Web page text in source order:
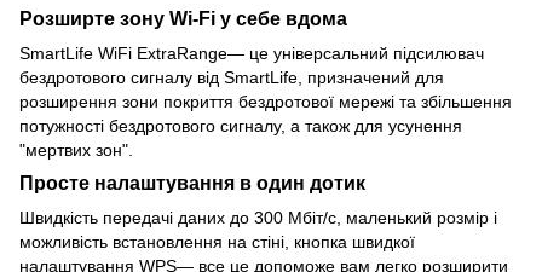
Розширте зону Wi-Fi у себе вдома
SmartLife WiFi ExtraRange— це універсальний підсилювач
бездротового сигналу від SmartLife, призначений для
розширення зони покриття бездротової мережі та збільшення
потужності бездротового сигналу, а також для усунення
"мертвих зон".
Просте налаштування в один дотик
Швидкість передачі даних до 300 Мбіт/с, маленький розмір і
можливість встановлення на стіні, кнопка швидкої
налаштування WPS— все це допоможе вам легко розширити